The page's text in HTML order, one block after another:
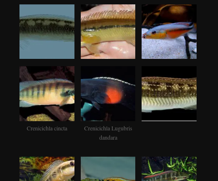
Crenicichla cincta
Crenicichla Lugubris
dandara